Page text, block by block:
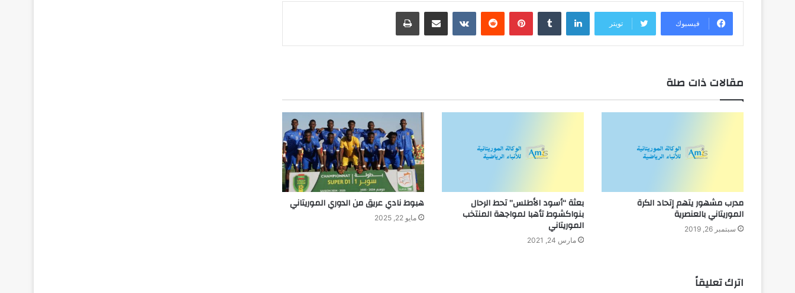
فيسبوك تويتر
لينكدإن بينتيريست مشاركة عبر البريد طباعة
مقالات ذات صلة
مدرب مشهور يتهم إتحاد الكرة
الموريتاني بالعنصرية
سبتمبر 26, 2019
بعثة “أسود الأطلس” تحط الرحال
بنواكشوط تأهبا لمواجهة المنتخب
الموريتاني
مارس 24, 2021
هبوط نادي عريق من الدوري الموريتاني
مايو 22, 2025
اترك تعليقاً